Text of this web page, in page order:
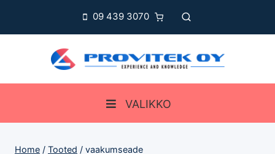
09 439 3070
VALIKKO
Home / Tooted / vaakumseade